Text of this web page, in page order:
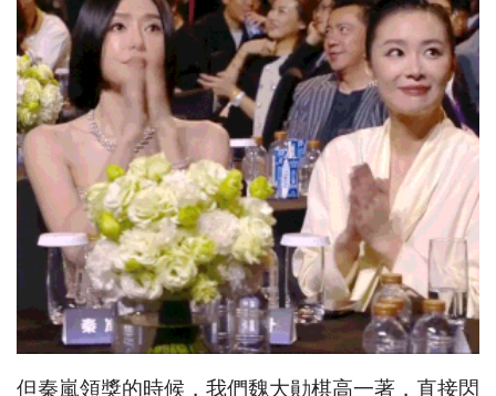
但秦嵐領獎的時候，我們魏大勛棋高一著，直接閃